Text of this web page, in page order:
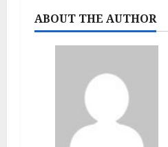
ABOUT THE AUTHOR